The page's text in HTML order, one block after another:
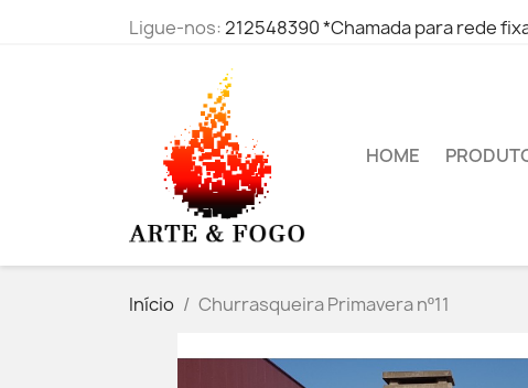
Ligue-nos:212548390 *Chamada para rede
HOME
Início Churrasqueira Primavera nº11